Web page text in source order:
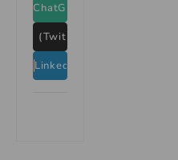
ChatGPT
X (Twitter)
LinkedIn